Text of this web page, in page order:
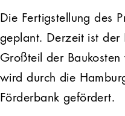
Die Fertigstellung des
geplant. Derzeit ist der
Großteil der
wird durch die
Förderbank gefördert.